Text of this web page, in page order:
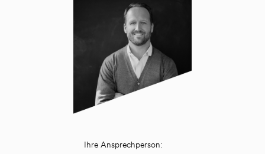
Ihre Ansprechperson: